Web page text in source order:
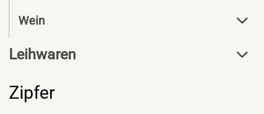
Wein
Leihwaren
Zipfer